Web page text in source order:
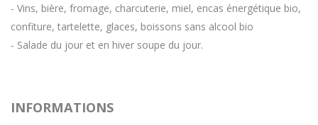
- Vins, bière, fromage, charcuterie, miel, encas énergétique bio,
confiture, tartelette, glaces, boissons sans alcool bio
- Salade du jour et en hiver soupe du jour.
INFORMATIONS